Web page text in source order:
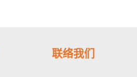
联络我们